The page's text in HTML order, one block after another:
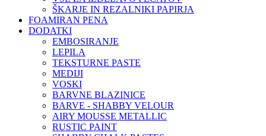
ŠKARJE IN REZALNIKI PAPIRJA
FOAMIRAN PENA
DODATKI
EMBOSIRANJE
LEPILA
TEKSTURNE PASTE
MEDIJI
VOSKI
BARVNE BLAZINICE
BARVE - SHABBY VELOUR
AIRY MOUSSE METALLIC
RUSTIC PAINT